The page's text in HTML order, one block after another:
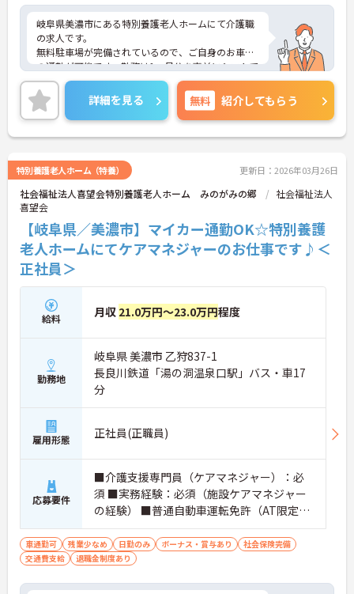
岐阜県美濃市にある特別養護老人ホームにて介護職
の求人です。
無料駐車場が完備されているので、ご自身のお車で
の通勤が可能です。勤務は1ヶ月分を事前にシフトで
決めますので、予定が立てやすいですね◎在職中に
キャリアアップを希望する方の為に他の福祉資格を
取得した時は、資格取得奨励金もあります。ご興味
のある方はお気軽にお問い合わせ下さいませ。
詳細を見る 無料 紹介してもらう
特別養護老人ホーム（特養） 更新日：2026年03月26日
社会福祉法人喜望会特別養護老人ホーム みのがみの郷
社会福祉法人
喜望会
【岐阜県／美濃市】マイカー通勤OK☆特別養護
老人ホームにてケアマネジャーのお仕事です♪＜
正社員＞
給料 月収 21.0万円～23.0万円程度
勤務地
岐阜県 美濃市 乙狩837-1
長良川鉄道「湯の洞温泉口駅」バス・車17
分
雇用形態 正社員(正職員)
応募要件
■介護支援専門員（ケアマネジャー）：必
須 ■実務経験：必須（施設ケアマネジャー
の経験） ■普通自動車運転免許（AT限定
可）：必須
車通勤可 残業少なめ 日勤のみ ボーナス・賞与あり
社会保険完備
交通費支給
退職金制度あり